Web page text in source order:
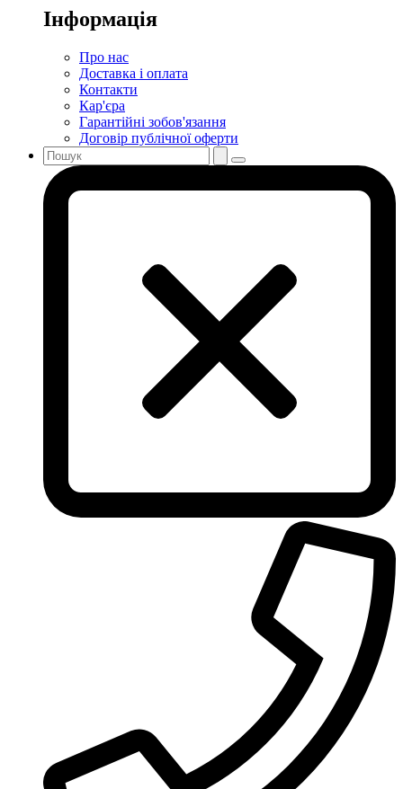
Інформація
Про нас
Доставка і оплата
Контакти
Кар'єра
Гарантійні зобов'язання
Договір публічної оферти